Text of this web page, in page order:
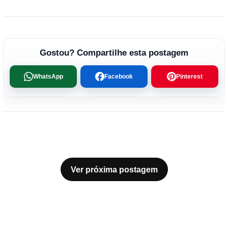
Gostou? Compartilhe esta postagem
WhatsApp Facebook Pinterest
Ver próxima postagem